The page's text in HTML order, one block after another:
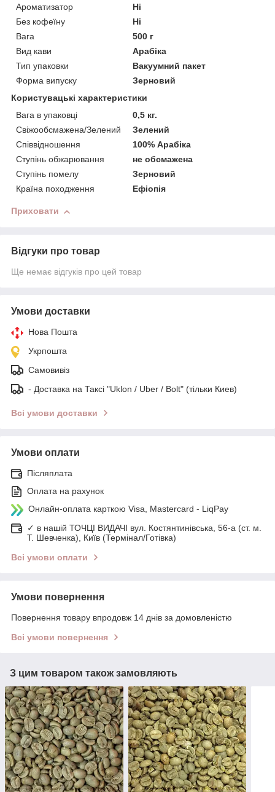
Ароматизатор
Ні
Без кофеїну
Ні
Вага
500 г
Вид кави
Арабіка
Тип упаковки
Вакуумний пакет
Форма випуску
Зерновий
Користувацькi характеристики
Вага в упаковці
0,5 кг.
Свіжообсмажена/Зелений
Зелений
Співвідношення
100% Арабіка
Ступінь обжарювання
не обсмажена
Ступінь помелу
Зерновий
Країна походження
Ефіопія
Приховати
Відгуки про товар
Ще немає відгуків про цей товар
Умови доставки
Нова Пошта
Укрпошта
Самовивіз
- Доставка на Таксі "Uklon / Uber / Bolt" (тільки Киев)
Всі умови доставки
Умови оплати
Післяплата
Оплата на рахунок
Онлайн-оплата карткою Visa, Mastercard - LiqPay
✓ в нашій ТОЧЦІ ВИДАЧІ вул. Костянтинівська, 56-а (ст. м.
Т. Шевченка), Київ (Термінал/Готівка)
Всі умови оплати
Умови повернення
Повернення товару впродовж 14 днів за домовленістю
Всі умови повернення
З цим товаром також замовляють